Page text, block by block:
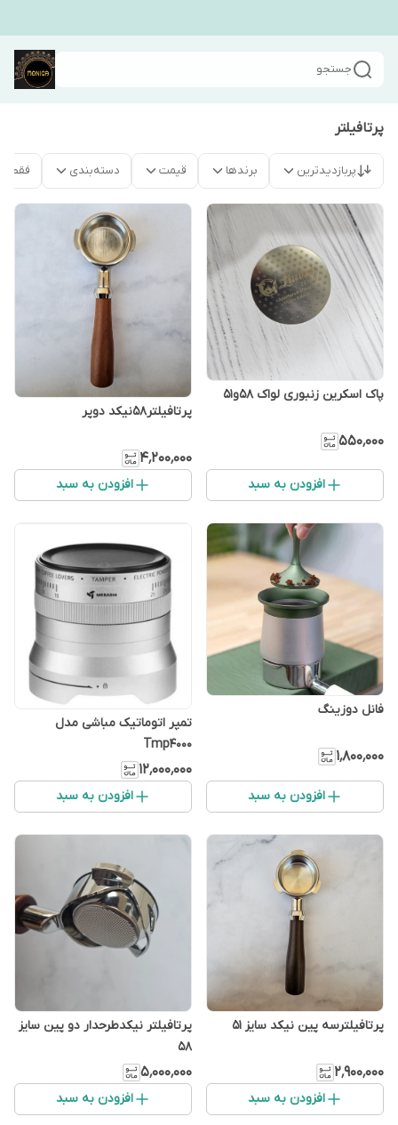
جستجو
پرتافیلتر
پربازدیدترین برندها قیمت دسته‌بندی فقط
پاک اسکرین زنبوری لواک 58و51
۵۵۰٬۰۰۰
افزودن به سبد
پرتافیلتر۵۸نیکد دوپر
۴٬۲۰۰٬۰۰۰
افزودن به سبد
فانل دوزینگ
۱٬۸۰۰٬۰۰۰
افزودن به سبد
تمپر اتوماتیک مباشی مدل
Tmp4000
۱۲٬۰۰۰٬۰۰۰
افزودن به سبد
پرتافیلترسه پین نیکد سایز ۵۱
۲٬۹۰۰٬۰۰۰
افزودن به سبد
پرتافیلتر نیکدطرحدار دو پین سایز
58
۵٬۰۰۰٬۰۰۰
افزودن به سبد